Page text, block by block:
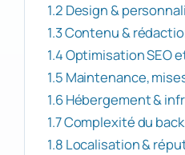
1.2 Design &
1.3 Contenu &
1.4 Optimisation SEO
1.5 Maintenance,
1.6 Hébergement &
1.7 Complexité du
1.8 Localisation &